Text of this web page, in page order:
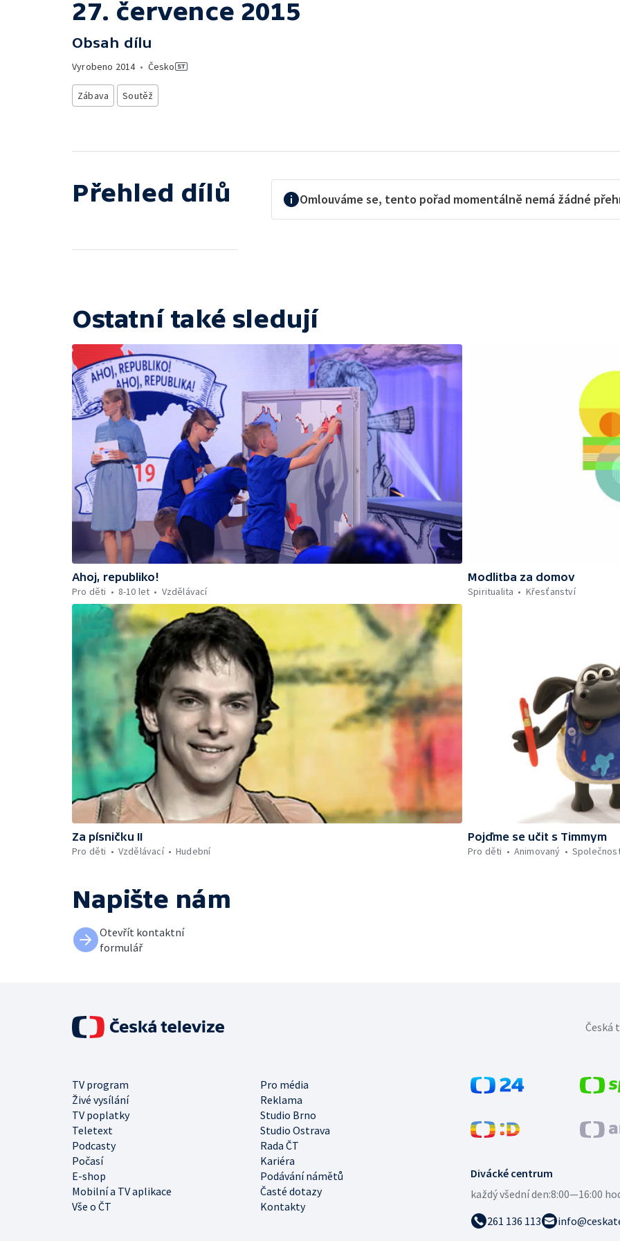
27. července 2015
Obsah dílu
Vyrobeno 2014• Česko
Zábava Soutěž
Přehled dílů Omlouváme se, tento pořad momentálně nemá žádné
Ostatní také sledují
Ahoj, republiko!
Pro děti
8-10 let Vzdělávací
Modlitba za domov
Spiritualita
Křesťanství
Za písničku II
Pro děti
Vzdělávací Hudební
Pojďme se učit s Timmym
Pro děti
Animovaný
Napište nám
Otevřít kontaktní
formulář
Divácké centrum
každý všední den:8:00—16:00
261 136 113
TV program
Pro média
Živé vysílání
Reklama
TV poplatky
Studio Brno
Teletext
Studio Ostrava
Podcasty
Rada ČT
Počasí
Kariéra
E-shop
Podávání námětů
Mobilní a TV aplikace
Časté dotazy
Vše o ČT
Kontakty
Česká